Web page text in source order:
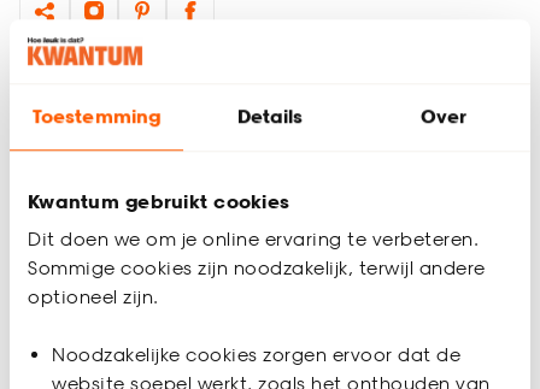
Toestemming Details Over
Kwantum gebruikt cookies
Dit doen we om je online ervaring te verbeteren.
Sommige cookies zijn noodzakelijk, terwijl andere
optioneel zijn.
Noodzakelijke cookies zorgen ervoor dat de
website soepel werkt, zoals het onthouden van
Zwarte kinderkruk
Perfect voor in de kinderkamer
Kinderkruk Bolsena is een praktische en stijlvolle toevoeging
aan de kinderkamer. Dankzij de tijdloze zwarte kleur en het
strakke ontwerp past deze kinderkruk perfect binnen een
zitplek tijdens het spelen, knutselen of lezen, of zet hem neer
als decoratief meubelstuk in de slaapkamer van je kind. De
Artikelnummer 4313432